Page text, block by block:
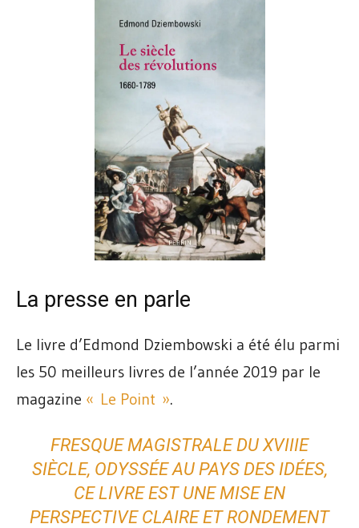
La presse en parle
Le livre d’Edmond Dziembowski a été élu parmi
les 50 meilleurs livres de l’année 2019 par le
magazine « Le Point ».
FRESQUE MAGISTRALE DU XVIIIE
SIÈCLE, ODYSSÉE AU PAYS DES IDÉES,
CE LIVRE EST UNE MISE EN
PERSPECTIVE CLAIRE ET RONDEMENT